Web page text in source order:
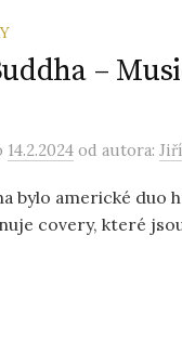
–
14.2.2024 od autora:
bylo americké
covery, které